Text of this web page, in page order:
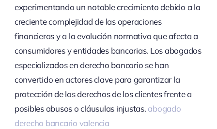
experimentando un notable crecimiento debido a la
creciente complejidad de las operaciones
financieras y a la evolución normativa que afecta a
consumidores y entidades bancarias. Los abogados
especializados en derecho bancario se han
convertido en actores clave para garantizar la
protección de los derechos de los clientes frente a
posibles abusos o cláusulas injustas. abogado
derecho bancario valencia